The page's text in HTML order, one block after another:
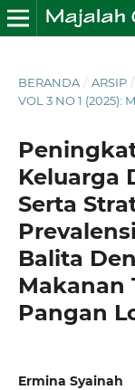
BERANDA / ARSIP /
VOL 3 NO 1 (2025):
Keluarga
Serta
Balita
Makanan
Pangan
Ermina Syainah